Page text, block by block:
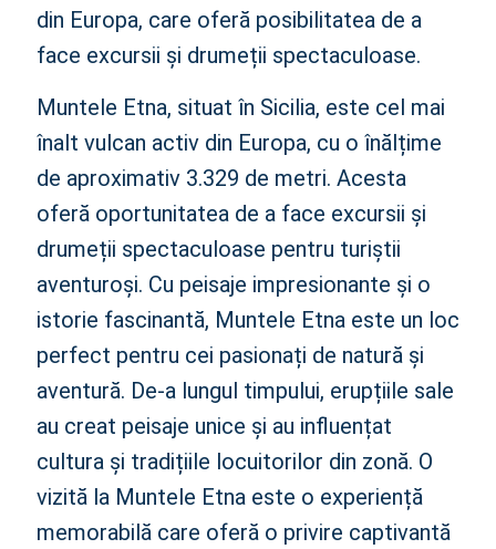
din Europa, care oferă posibilitatea de a
face excursii și drumeții spectaculoase.
Muntele Etna, situat în Sicilia, este cel mai
înalt vulcan activ din Europa, cu o înălțime
de aproximativ 3.329 de metri. Acesta
oferă oportunitatea de a face excursii și
drumeții spectaculoase pentru turiștii
aventuroși. Cu peisaje impresionante și o
istorie fascinantă, Muntele Etna este un loc
perfect pentru cei pasionați de natură și
aventură. De-a lungul timpului, erupțiile sale
au creat peisaje unice și au influențat
cultura și tradițiile locuitorilor din zonă. O
vizită la Muntele Etna este o experiență
memorabilă care oferă o privire captivantă